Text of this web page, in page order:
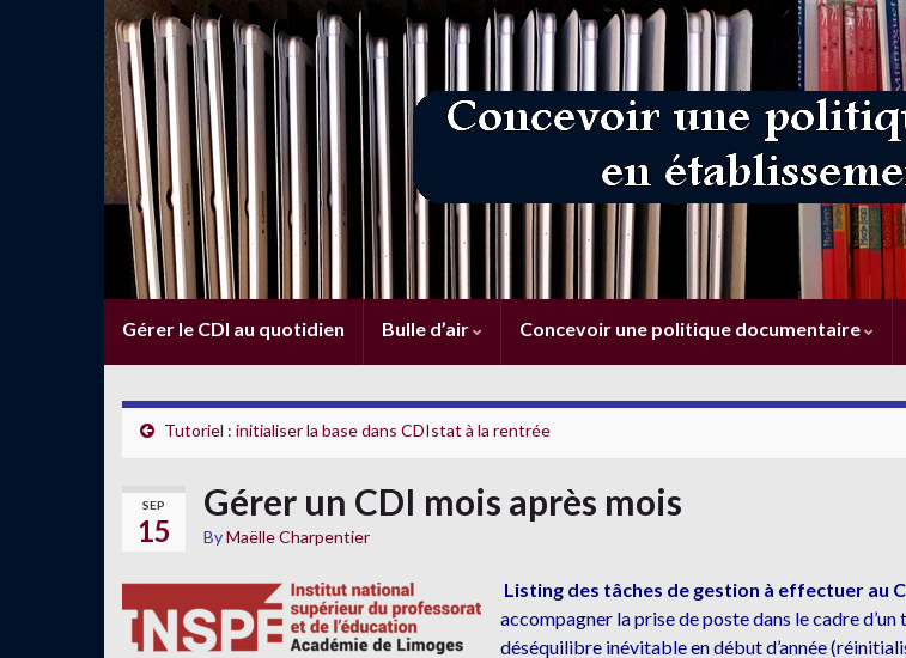
Gérer le CDI au quotidien Bulle d’air Concevoir une politique documentaire
Tutoriel : initialiser la base dans CDIstat à la rentrée
SEP
15
Gérer un CDI mois après mois
ByMaëlle Charpentier
Listing des tâches de gestion à effectuer au
accompagner la prise de poste dans le cadre
déséquilibre inévitable en début d’année